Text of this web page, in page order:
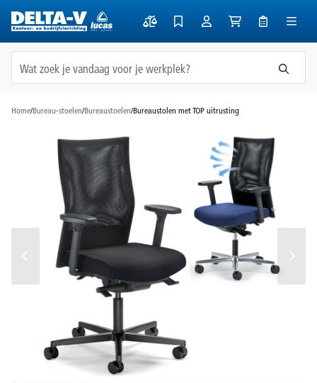
Home/Bureau-stoelen/Bureaustoelen/Bureaustolen met TOP uitrusting
Afbeeldingengalerij overslaan